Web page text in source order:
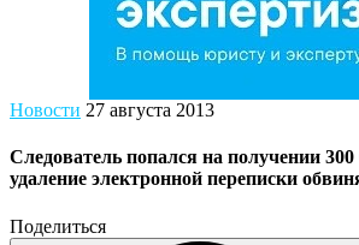
Новости 27 августа 2013
Следователь попался на получении 300
удаление электронной переписки
Поделиться